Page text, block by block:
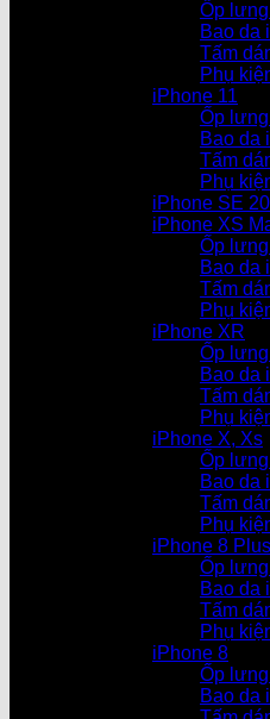
Ốp
Bao da
Tấm
Phụ
iPhone 11
Ốp
Bao da
Tấm
Phụ
iPhone SE
iPhone XS
Ốp
Bao da
Tấm
Phụ
iPhone XR
Ốp
Bao da
Tấm
Phụ
iPhone X, Xs
Ốp
Bao da
Tấm
Phụ
iPhone 8 Plus
Ốp
Bao da
Tấm
Phụ
iPhone 8
Ốp
Bao da